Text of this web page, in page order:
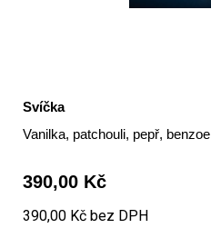
Svíčka
Vanilka, patchouli, pepř, benzoe
390,00 Kč
390,00 Kč bez DPH